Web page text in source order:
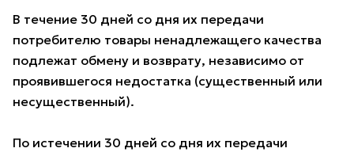
В течение 30 дней со дня их передачи
потребителю товары ненадлежащего качества
подлежат обмену и возврату, независимо от
проявившегося недостатка (существенный или
несущественный).
По истечении 30 дней со дня их передачи